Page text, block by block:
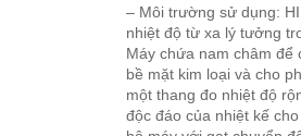
– Môi trường sử dụng:
nhiệt độ từ xa lý tưởng
Máy chứa nam châm để
bề mặt kim loại và cho
một thang đo nhiệt độ
độc đáo của nhiệt kế